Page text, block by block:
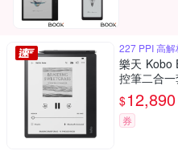
227 PPI 高
樂天 Kobo
控筆二合
$12,890
券